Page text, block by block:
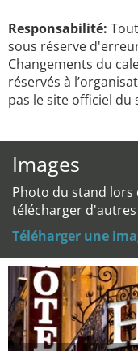
Responsabilité:
sous réserve
Changements du
réservés à
pas le site officiel du
Images
Photo du stand lors
télécharger
Téléharger une